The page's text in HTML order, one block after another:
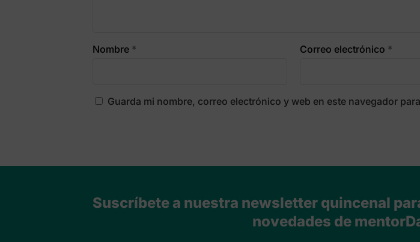
Nombre * Correo electrónico *
Guarda mi nombre, correo electrónico y web en este navegador
Suscríbete a nuestra newsletter quincenal
novedades de